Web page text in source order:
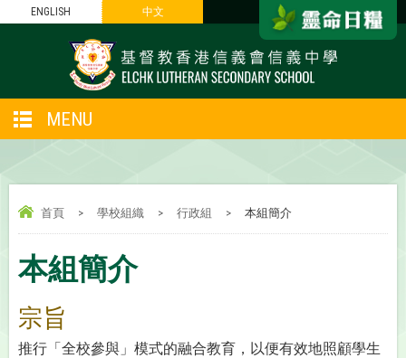
ENGLISH 中文
MENU
首頁 > 學校組織 > 行政組 > 本組簡介
本組簡介
宗旨
推行「全校參與」模式的融合教育，以便有效地照顧學生